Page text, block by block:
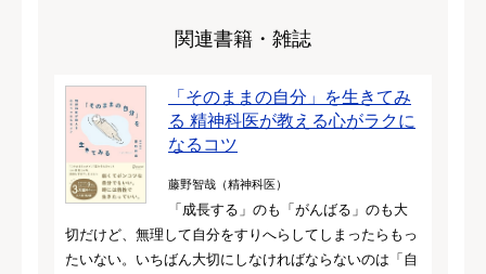
関連書籍・雑誌
「そのままの自分」を生きてみ
る 精神科医が教える心がラクに
なるコツ
藤野智哉（精神科医）
「成長する」のも「がんばる」のも大
切だけど、無理して自分をすりへらしてしまったらもっ
たいない。いちばん大切にしなければならないのは「自